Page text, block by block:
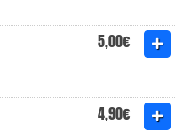
5,00€
4,90€